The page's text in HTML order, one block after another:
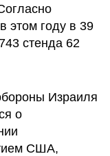
этом году в 39
стенда 62
Израиля
о
США,